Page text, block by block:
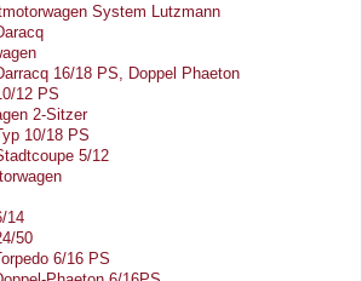
System Lutzmann
16/18 PS, Doppel Phaeton
12 PS
2-Sitzer
10/18 PS
5/12
14
50
6/16 PS